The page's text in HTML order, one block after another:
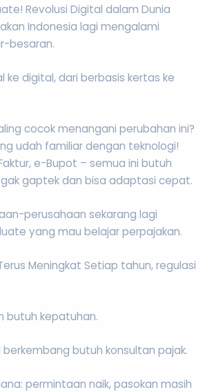
Revolusi Digital dalam Dunia
Indonesia lagi mengalami
besaran.
ke digital, dari berbasis kertas ke
cocok menangani perubahan ini?
udah familiar dengan teknologi!
e-Bupot – semua ini butuh
gaptek dan bisa adaptasi cepat.
perusahaan sekarang lagi
yang mau belajar perpajakan.
Meningkat Setiap tahun, regulasi
butuh kepatuhan.
berkembang butuh konsultan pajak.
permintaan naik, pasokan masih